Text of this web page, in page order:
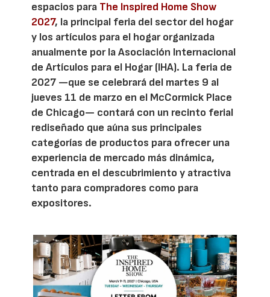
espacios para The Inspired Home Show
2027, la principal feria del sector del hogar
y los artículos para el hogar organizada
anualmente por la Asociación Internacional
de Artículos para el Hogar (IHA). La feria de
2027 —que se celebrará del martes 9 al
jueves 11 de marzo en el McCormick Place
de Chicago— contará con un recinto ferial
rediseñado que aúna sus principales
categorías de productos para ofrecer una
experiencia de mercado más dinámica,
centrada en el descubrimiento y atractiva
tanto para compradores como para
expositores.